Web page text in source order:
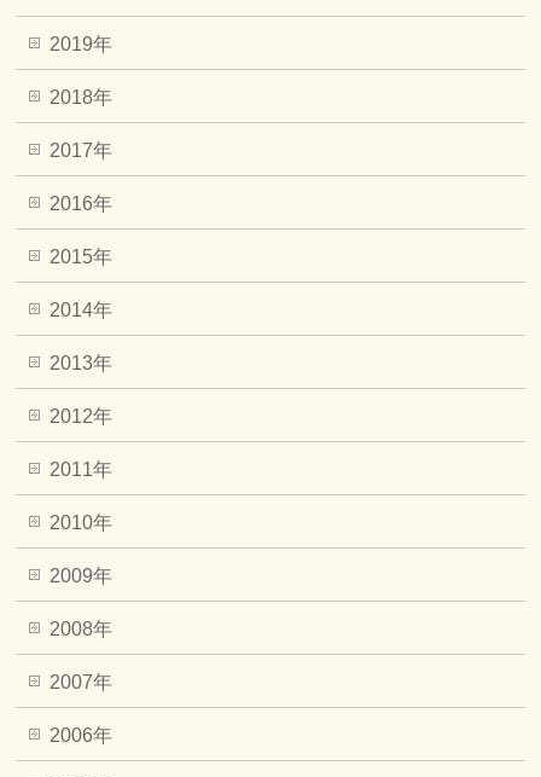
2019年
2018年
2017年
2016年
2015年
2014年
2013年
2012年
2011年
2010年
2009年
2008年
2007年
2006年